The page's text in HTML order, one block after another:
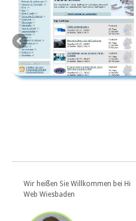
Wir heißen Sie Willkommen bei Hi
Web Wiesbaden